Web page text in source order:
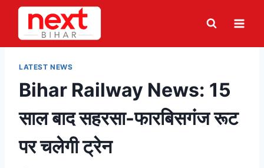
Skip
content
LATEST NEWS
Bihar Railway News: 15
साल बाद सहरसा-फारबिसगंज रूट
पर चलेगी ट्रेन